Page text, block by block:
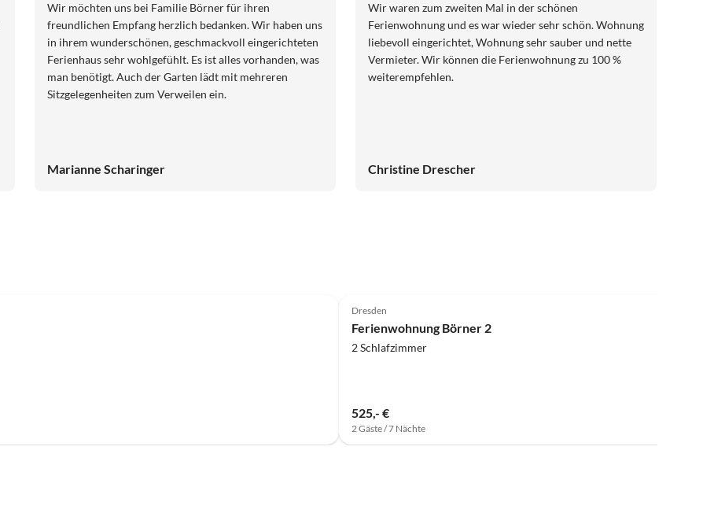
Wir möchten uns bei Familie Börner für ihren
freundlichen Empfang herzlich bedanken. Wir haben uns
in ihrem wunderschönen, geschmackvoll eingerichteten
Ferienhaus sehr wohlgefühlt. Es ist alles vorhanden, was
man benötigt. Auch der Garten lädt mit mehreren
Sitzgelegenheiten zum Verweilen ein.
Marianne Scharinger
Wir waren zum zweiten Mal in der schönen
Ferienwohnung und es war wieder sehr schön. Wohnung
liebevoll eingerichtet, Wohnung sehr sauber und nette
Vermieter. Wir können die Ferienwohnung zu 100 %
weiterempfehlen.
Christine Drescher
Dresden
Ferienwohnung Börner 2
2 Schlafzimmer
525,- €
2 Gäste / 7 Nächte